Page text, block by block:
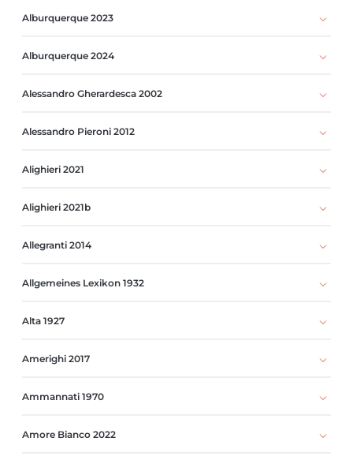
Alburquerque 2023
Alburquerque 2024
Alessandro Gherardesca 2002
Alessandro Pieroni 2012
Alighieri 2021
Alighieri 2021b
Allegranti 2014
Allgemeines Lexikon 1932
Alta 1927
Amerighi 2017
Ammannati 1970
Amore Bianco 2022